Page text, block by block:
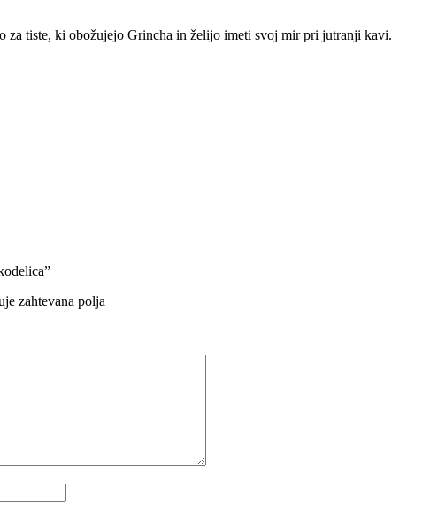
za tiste, ki obožujejo Grincha in želijo imeti svoj mir pri jutranji kavi.
zahtevana polja